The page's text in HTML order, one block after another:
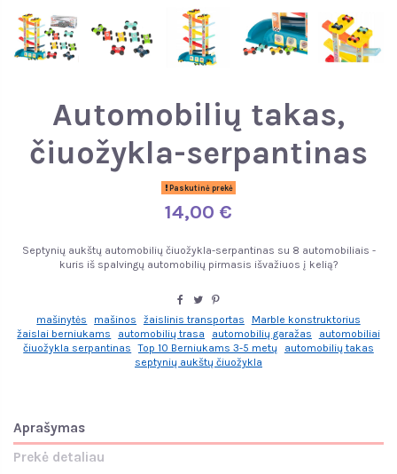
Automobilių takas,
čiuožykla-serpantinas
Paskutinė prekė
14,00 €
Septynių aukštų automobilių čiuožykla-serpantinas su 8 automobiliais -
kuris iš spalvingų automobilių pirmasis išvažiuos į kelią?
mašinytės mašinos žaislinis transportas
Marble konstruktorius
žaislai berniukams
automobilių trasa automobilių garažas
automobiliai
čiuožykla serpantinas
Top 10 Berniukams 3-5 metų
automobilių takas
septynių aukštų čiuožykla
Aprašymas
Prekė detaliau